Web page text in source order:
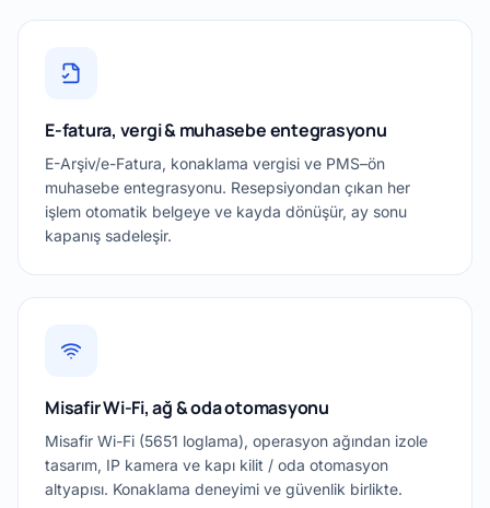
E-fatura, vergi & muhasebe entegrasyonu
E-Arşiv/e-Fatura, konaklama vergisi ve PMS–ön
muhasebe entegrasyonu. Resepsiyondan çıkan her
işlem otomatik belgeye ve kayda dönüşür, ay sonu
kapanış sadeleşir.
Misafir Wi-Fi, ağ & oda otomasyonu
Misafir Wi-Fi (5651 loglama), operasyon ağından izole
tasarım, IP kamera ve kapı kilit / oda otomasyon
altyapısı. Konaklama deneyimi ve güvenlik birlikte.